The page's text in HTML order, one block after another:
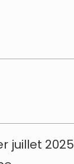
juillet 2025